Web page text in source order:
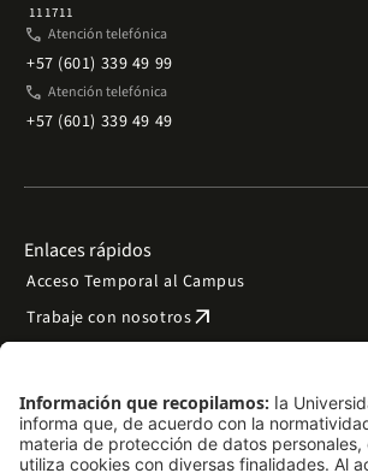
111711
phone Atención telefónica
+57 (601) 339 49 99
phone Atención telefónica
+57 (601) 339 49 49
Enlaces rápidos
Acceso Temporal al Campus
Trabaje con nosotrosarrow_outward
Preguntas frecuentes
Filantropía y donacionesarrow_outward
Mapa del sitio arrow_outward